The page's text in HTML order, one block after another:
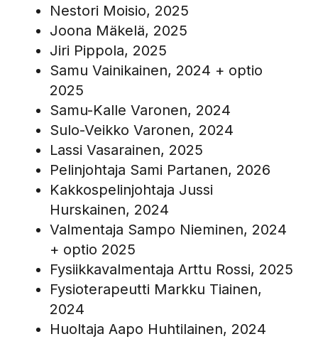
Nestori Moisio, 2025
Joona Mäkelä, 2025
Jiri Pippola, 2025
Samu Vainikainen, 2024 + optio
2025
Samu-Kalle Varonen, 2024
Sulo-Veikko Varonen, 2024
Lassi Vasarainen, 2025
Pelinjohtaja Sami Partanen, 2026
Kakkospelinjohtaja Jussi
Hurskainen, 2024
Valmentaja Sampo Nieminen, 2024
+ optio 2025
Fysiikkavalmentaja Arttu Rossi, 2025
Fysioterapeutti Markku Tiainen,
2024
Huoltaja Aapo Huhtilainen, 2024